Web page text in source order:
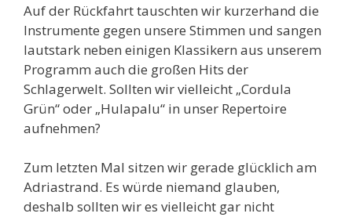
Auf der Rückfahrt tauschten wir kurzerhand die
Instrumente gegen unsere Stimmen und sangen
lautstark neben einigen Klassikern aus unserem
Programm auch die großen Hits der
Schlagerwelt. Sollten wir vielleicht „Cordula
Grün“ oder „Hulapalu“ in unser Repertoire
aufnehmen?
Zum letzten Mal sitzen wir gerade glücklich am
Adriastrand. Es würde niemand glauben,
deshalb sollten wir es vielleicht gar nicht